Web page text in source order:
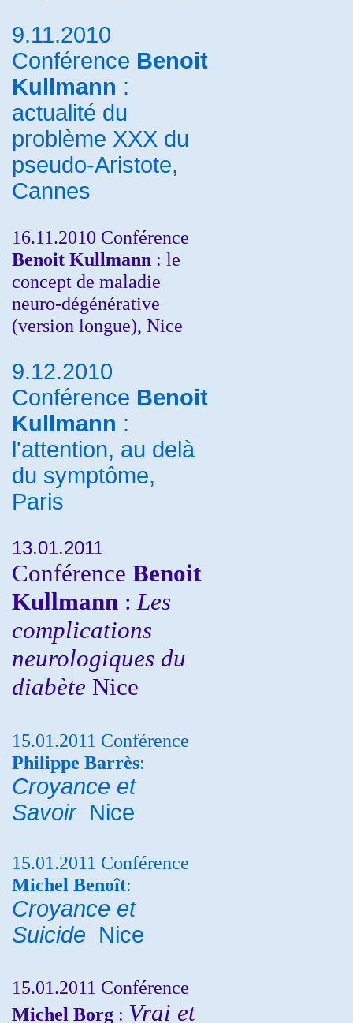
9.11.2010
Conférence Benoit
Kullmann :
actualité du
problème XXX du
pseudo-Aristote,
Cannes
16.11.2010 Conférence
Benoit Kullmann : le
concept de maladie
neuro-dégénérative
(version longue), Nice
9.12.2010
Conférence Benoit
Kullmann :
l'attention, au delà
du symptôme,
Paris
13.01.2011
Conférence Benoit
Kullmann : Les
complications
neurologiques du
diabète Nice
15.01.2011 Conférence
Philippe Barrès:
Croyance et
Savoir Nice
15.01.2011 Conférence
Michel Benoît:
Croyance et
Suicide Nice
15.01.2011 Conférence
Michel Borg : Vrai et